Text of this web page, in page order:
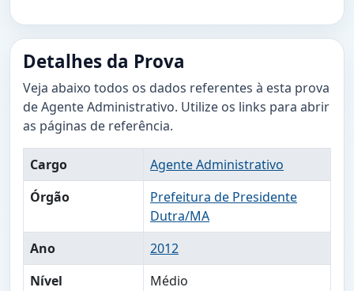
Detalhes da Prova
Veja abaixo todos os dados referentes à esta prova
de Agente Administrativo. Utilize os links para abrir
as páginas de referência.
Cargo
Agente Administrativo
Órgão
Prefeitura de Presidente
Dutra/MA
Ano
2012
Nível
Médio